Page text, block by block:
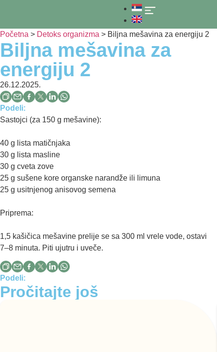
Početna > Detoks organizma > Biljna mešavina za energiju 2
Biljna mešavina za
energiju 2
26.12.2025.
Podeli:
Sastojci (za 150 g mešavine):
40 g lista matičnjaka
30 g lista masline
30 g cveta zove
25 g sušene kore organske narandže ili limuna
25 g usitnjenog anisovog semena
Priprema:
1,5 kašičica mešavine prelije se sa 300 ml vrele vode, ostavi
7–8 minuta. Piti ujutru i uveče.
Podeli:
Pročitajte još